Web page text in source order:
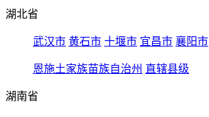
湖北省
武汉市 黄石市 十堰市 宜昌市 襄阳市
恩施土家族苗族自治州 直辖县级
湖南省